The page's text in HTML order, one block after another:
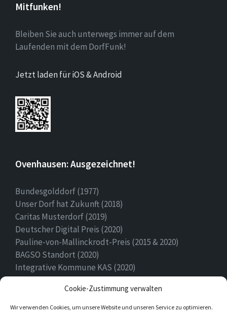
Cookie-Zustimmung verwalten
Wir verwenden Cookies, um unsere Website und unseren Service zu optimieren.
Mitfunken!
Bleiben Sie auch unterwegs immer auf dem
Laufenden mit dem DorfFunk!
Jetzt laden für iOS & Android
Ovenhausen: Ausgezeichnet!
Bundesgolddorf (1977)
Unser Dorf hat Zukunft (2018)
Caritas Musterdorf (2019)
Deutscher Digital Preis (2020)
Pauline-von-Mallinckrodt-Preis (2015 & 2020)
BAGSO Standort (2020)
Integrative Kommune KAS (2020)
Ehrenamtspreis Stadt Höxter (2020)
Heimatpreis (2022)